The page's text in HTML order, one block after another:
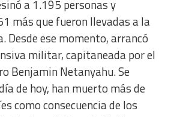
a 1.195 personas y
más que fueron llevadas a la
Desde ese momento, arrancó
militar, capitaneada por el
Benjamin Netanyahu. Se
de hoy, han muerto más de
como consecuencia de los